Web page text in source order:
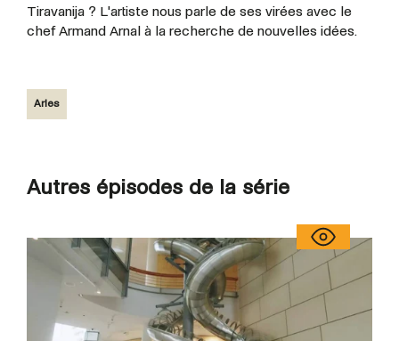
Tiravanija ? L'artiste nous parle de ses virées avec le
chef Armand Arnal à la recherche de nouvelles idées.
Arles
Autres épisodes de la série